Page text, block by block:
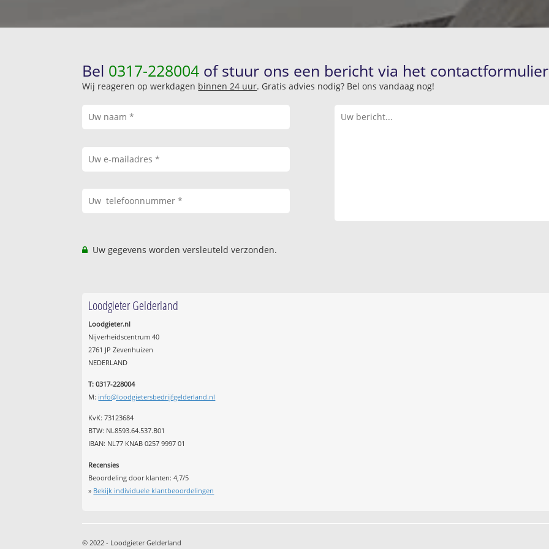
Bel 0317-228004 of stuur ons een bericht via het
Wij reageren op werkdagen binnen 24 uur. Gratis advies nodig? Bel ons vandaag nog!
Uw gegevens worden versleuteld verzonden.
Loodgieter Gelderland
Loodgieter.nl
Nijverheidscentrum 40
2761 JP Zevenhuizen
NEDERLAND
T: 0317-228004
M: info@loodgietersbedrijfgelderland.nl
KvK: 73123684
BTW: NL8593.64.537.B01
IBAN: NL77 KNAB 0257 9997 01
Recensies
Beoordeling door klanten:4,7/5
» Bekijk individuele klantbeoordelingen
© 2022 - Loodgieter Gelderland